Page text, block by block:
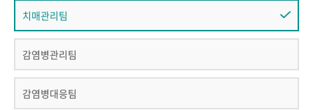
치매관리팀
감염병관리팀
감염병대응팀